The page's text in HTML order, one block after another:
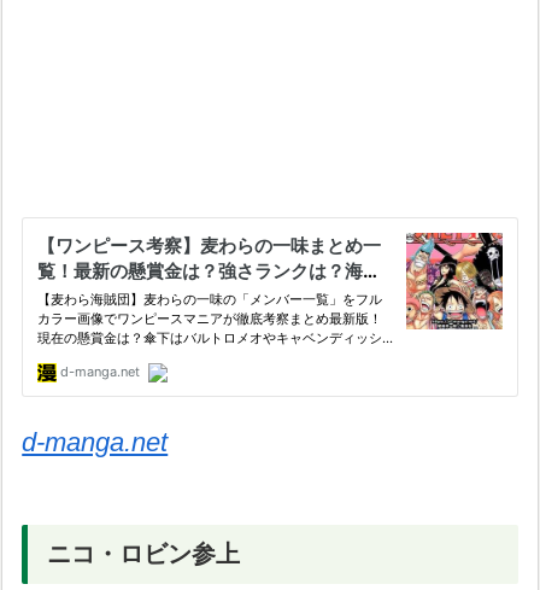
d-manga.net
ニコ・ロビン参上